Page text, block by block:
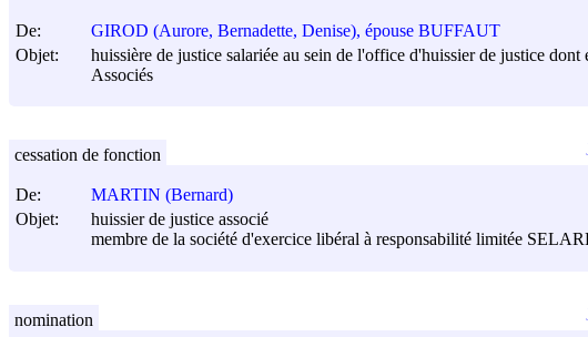
De:
GIROD (Aurore, Bernadette, Denise), épouse BUFFAUT
Objet:
huissière de justice salariée au sein de l'office d'huissier de justice
Associés
De:
MARTIN (Bernard)
Objet:
huissier de justice associé
membre de la société d'exercice libéral à responsabilité limitée
cessation de fonction
nomination